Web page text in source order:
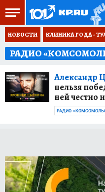
НОВОСТИ КЛИНИКА ГОДА -
РАДИО
Александр
нельзя
ней честно
РАДИО